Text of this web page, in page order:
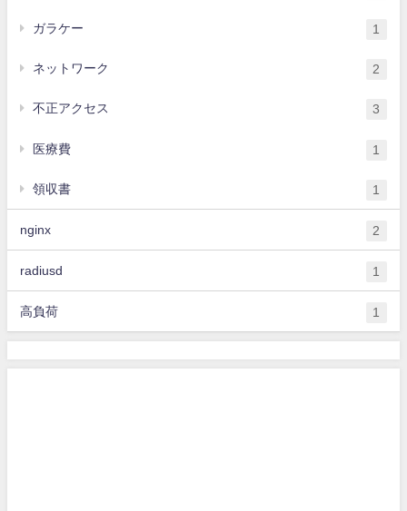
ガラケー 1
ネットワーク 2
不正アクセス 3
医療費 1
領収書 1
nginx 2
radiusd 1
高負荷 1